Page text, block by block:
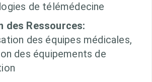
de télémédecine
des Ressources:
des équipes médicales,
des équipements de